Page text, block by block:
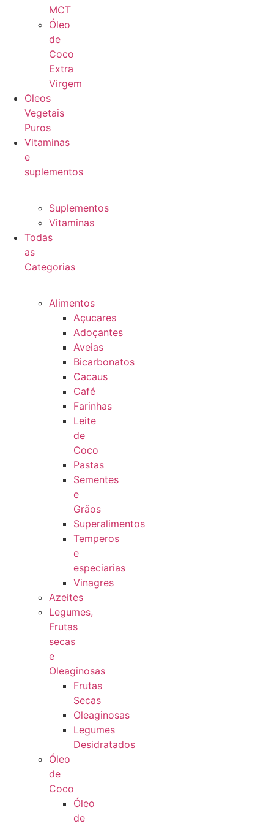
MCT
Óleo
de
Coco
Extra
Virgem
Oleos
Vegetais
Puros
Vitaminas
e
suplementos
Suplementos
Vitaminas
Todas
as
Categorias
Alimentos
Açucares
Adoçantes
Aveias
Bicarbonatos
Cacaus
Café
Farinhas
Leite
de
Coco
Pastas
Sementes
e
Grãos
Superalimentos
Temperos
e
especiarias
Vinagres
Azeites
Legumes,
Frutas
secas
e
Oleaginosas
Frutas
Secas
Oleaginosas
Legumes
Desidratados
Óleo
de
Coco
Óleo
de